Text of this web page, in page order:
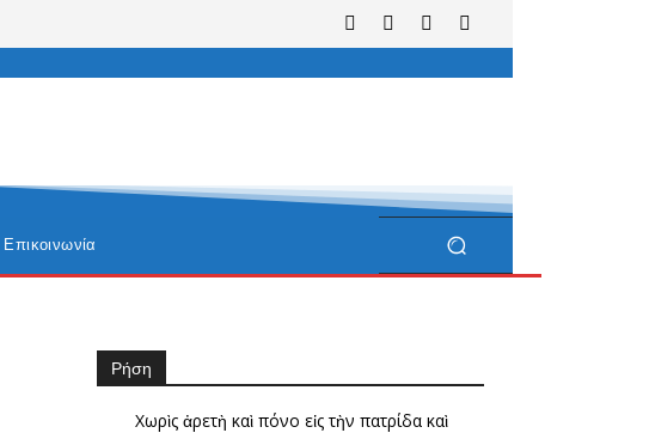
Επικοινωνία
Ρήση
Χωρὶς ἀρετὴ καὶ πόνο εἰς τὴν πατρίδα καὶ